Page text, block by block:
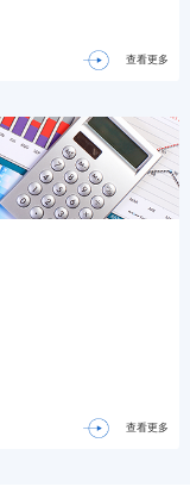
查看更多
查看更多